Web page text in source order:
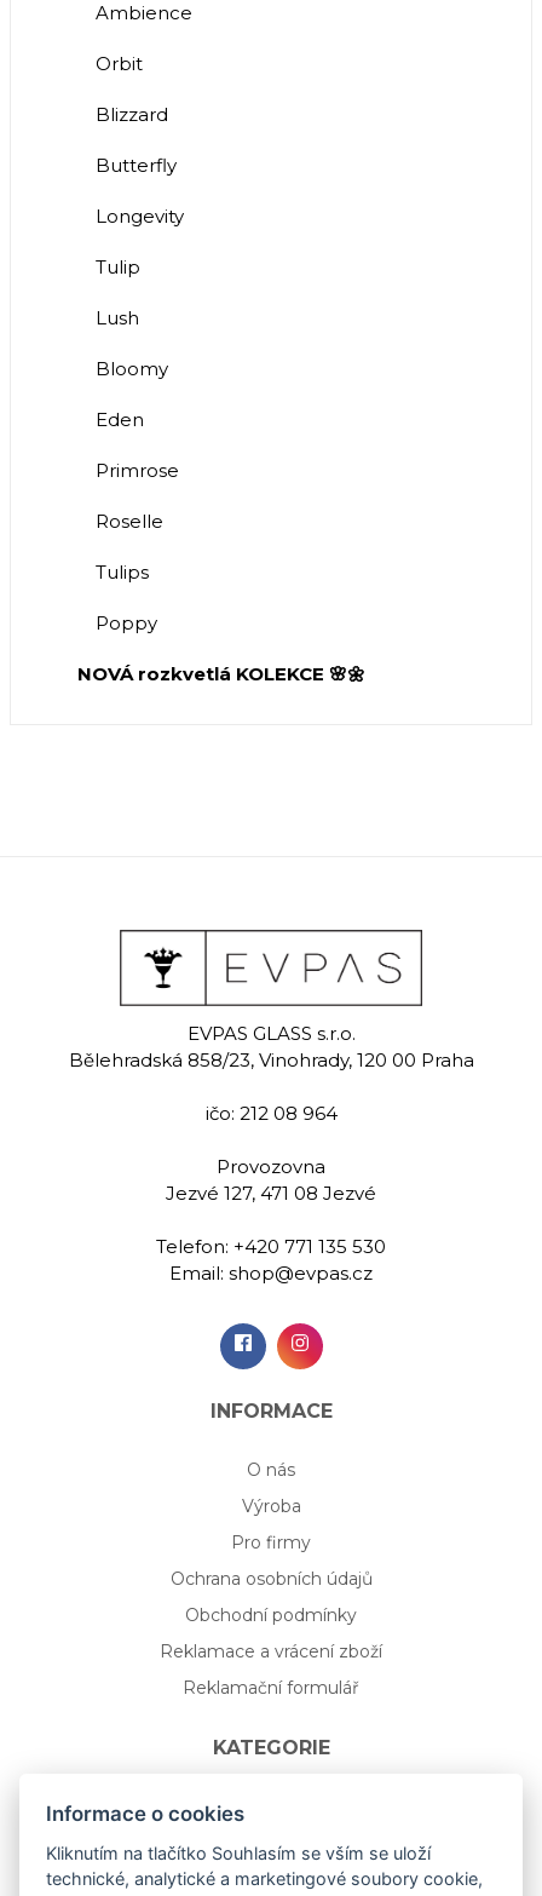
Ambience
Orbit
Blizzard
Butterfly
Longevity
Tulip
Lush
Bloomy
Eden
Primrose
Roselle
Tulips
Poppy
NOVÁ rozkvetlá KOLEKCE 🌸🌼
EVPAS GLASS s.r.o.
Bělehradská 858/23, Vinohrady, 120 00 Praha
ičo: 212 08 964
Provozovna
Jezvé 127, 471 08 Jezvé
Telefon: +420 771 135 530
Email: shop@evpas.cz
INFORMACE
O nás
Výroba
Pro firmy
Ochrana osobních údajů
Obchodní podmínky
Reklamace a vrácení zboží
Reklamační formulář
KATEGORIE
Nápojové sklo
Bydlení
Dárkový poukaz na míru
Informace o cookies
Kliknutím na tlačítko Souhlasím se vším se uloží
technické, analytické a marketingové soubory cookie,